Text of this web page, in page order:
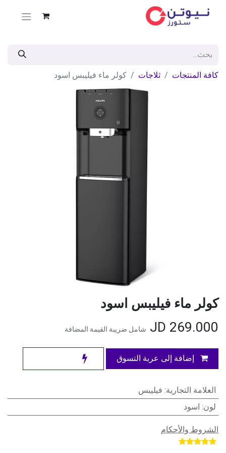
كافة المنتجات ثلاجات كولر ماء فيليبس اسود
كولر ماء فيليبس اسود
269.000
شامل ضريبة القيمة المضافة
إضافة إلى عربة التسوق
العلامة التجارية: فيليبس
لون: اسود
الشروط والأحكام